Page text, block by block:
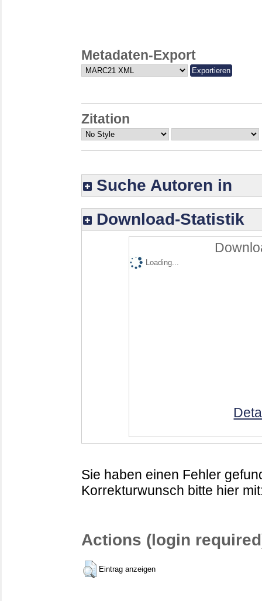
Metadaten-Export
Zitation
Suche Autoren in
Download-Statistik
Loading...
Sie haben einen Fehler
Korrekturwunsch bitte hier
Actions (login
Eintrag anzeigen